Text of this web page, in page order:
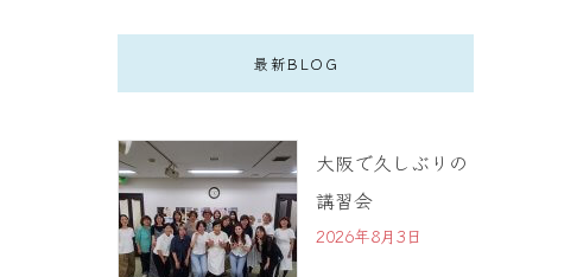
最新BLOG
大阪で久しぶりの
講習会
2026年8月3日